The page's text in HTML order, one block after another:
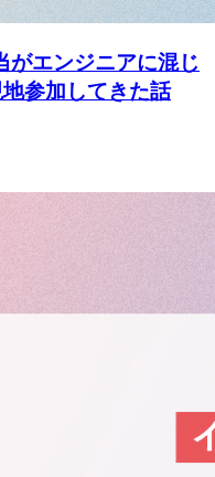
がエンジニアに混じ
参加してきた話